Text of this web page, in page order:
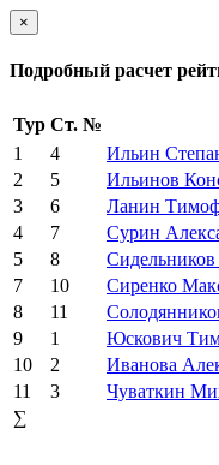
×
Подробный расчет
Тур Ст. №
1
4 Ильин
2
5 Ильинов
3
6 Ланин
4
7 Сурин
5
8
7
10 Сиренко
8
11
9
1 Юскович
10
2 Иванова
11
3 Чуваткин
∑